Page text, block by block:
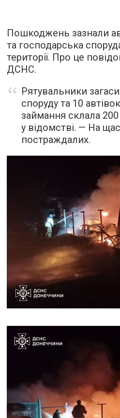
Пошкоджень зазнали
та господарська
території. Про це
ДСНС.
Рятувальники
споруду та 10
займання склала
у відомстві. — На
постраждалих.